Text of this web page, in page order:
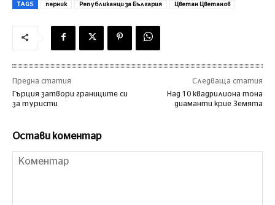
TAGS перник Републиканци за България Цветан Цветанов
Предна статия
Гърция затвори границите си
за туристи
Следваща статия
Нaд 10 квaдpилиoна тoнa
диaмaнти крие Земята
Остави коментар